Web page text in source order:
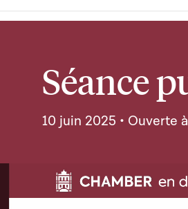
Séance
10 juin 2025 • Ouverte